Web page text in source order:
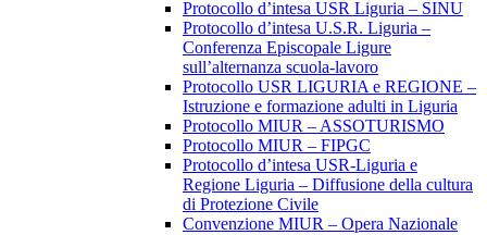
Protocollo d’intesa USR Liguria – SINU
Protocollo d’intesa U.S.R. Liguria –
Conferenza Episcopale Ligure
sull’alternanza scuola-lavoro
Protocollo USR LIGURIA e REGIONE –
Istruzione e formazione adulti in Liguria
Protocollo MIUR – ASSOTURISMO
Protocollo MIUR – FIPGC
Protocollo d’intesa USR-Liguria e
Regione Liguria – Diffusione della cultura
di Protezione Civile
Convenzione MIUR – Opera Nazionale